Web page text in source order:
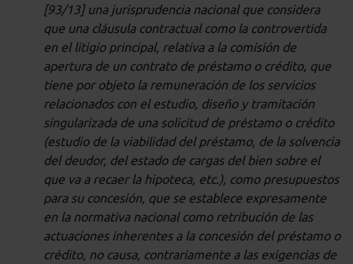
[93/13] una jurisprudencia nacional que considera
que una cláusula contractual como la controvertida
en el litigio principal, relativa a la comisión de
apertura de un contrato de préstamo o crédito, que
tiene por objeto la remuneración de los servicios
relacionados con el estudio, diseño y tramitación
singularizada de una solicitud de préstamo o crédito
(estudio de la viabilidad del préstamo, de la solvencia
del deudor, del estado de cargas del bien sobre el
que va a recaer la hipoteca, etc.), como presupuestos
para su concesión, que se establece expresamente
en la normativa nacional como retribución de las
actuaciones inherentes a la concesión del préstamo o
crédito, no causa, contrariamente a las exigencias de